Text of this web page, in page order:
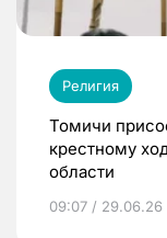
Религия
Томичи
крестному
области
09:07 / 29.06.26